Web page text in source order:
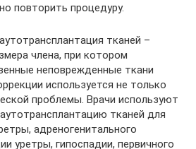
повторить процедуру.
тканей –
члена, при котором
неповрежденные ткани
используется не только
проблемы. Врачи используют
тканей для
адреногенитального
уретры, гипоспадии, первичного